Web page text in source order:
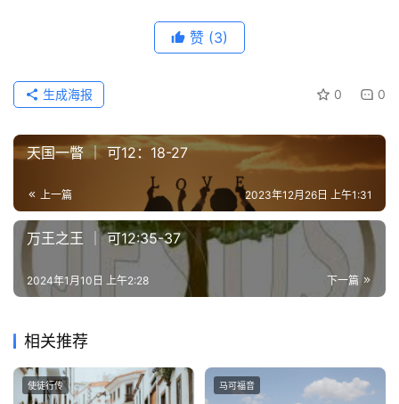
赞 (3)
0 0
生成海报
天国一瞥 ｜ 可12：18-27
上一篇 2023年12月26日 上午1:31
万王之王 ｜ 可12:35-37
下一篇
2024年1月10日 上午2:28
相关推荐
使徒行传 马可福音